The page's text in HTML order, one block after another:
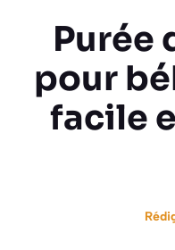
Purée
pour
facile